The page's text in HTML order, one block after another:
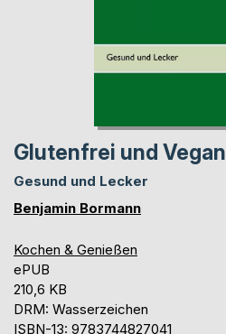
Glutenfrei und Vegan
Gesund und Lecker
Benjamin Bormann
Kochen & Genießen
ePUB
210,6 KB
DRM: Wasserzeichen
ISBN-13: 9783744827041